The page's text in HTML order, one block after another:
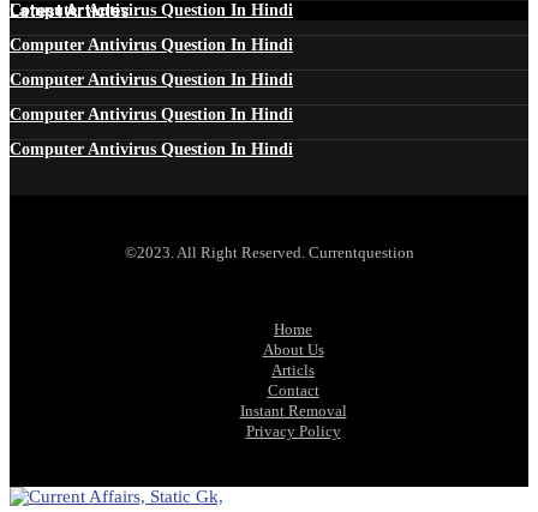
Latest Articles
Computer Antivirus Question In Hindi
Computer Antivirus Question In Hindi
Computer Antivirus Question In Hindi
Computer Antivirus Question In Hindi
Computer Antivirus Question In Hindi
©2023. All Right Reserved. Currentquestion
Home
About Us
Articls
Contact
Instant Removal
Privacy Policy